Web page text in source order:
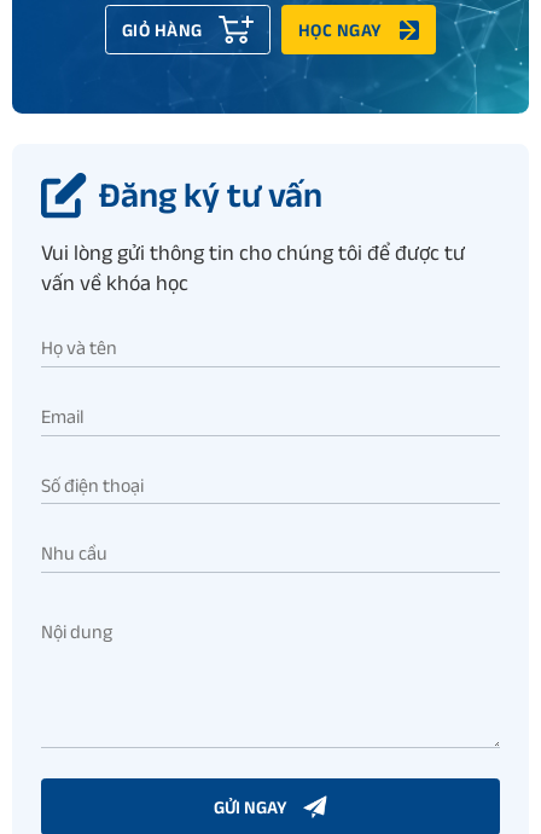
GIỎ HÀNG HỌC NGAY
Đăng ký tư vấn
Vui lòng gửi thông tin cho chúng tôi để được tư
vấn về khóa học
GỬI NGAY